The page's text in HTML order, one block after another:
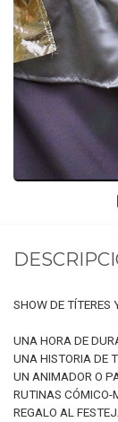
SHOW DE TÍTERES
UNA HORA DE
UNA HISTORIA DE
UN ANIMADOR O
RUTINAS CÓMICO-
REGALO AL